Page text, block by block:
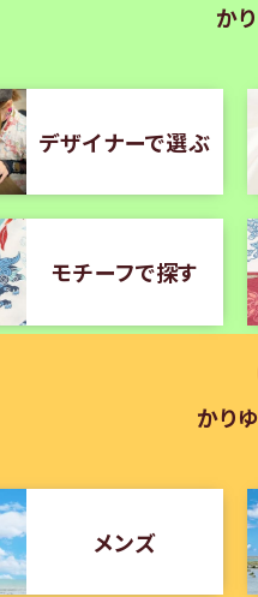
か
デザイナーで選ぶ
モチーフで探す
かり
メンズ